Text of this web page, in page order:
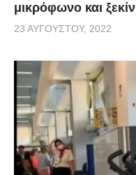
μικρόφωνο και
23 ΑΥΓΟΎΣΤΟΥ, 2022